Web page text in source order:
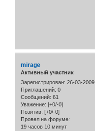
mirage
Активный участник
Зарегистрирован: 26-03-2009
Приглашений: 0
Сообщений: 61
Уважение: [+0/-0]
Позитив: [+0/-0]
Провел на форуме:
19 часов 10 минут